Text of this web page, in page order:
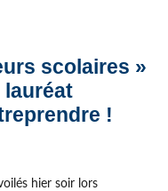
scolaires »
lauréat
!
hier soir lors